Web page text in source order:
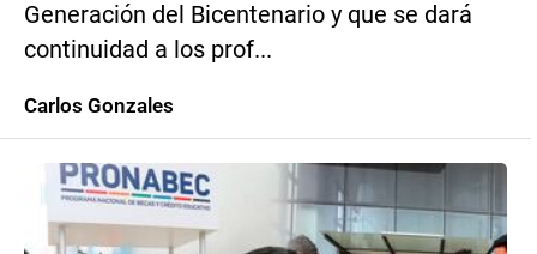
Generación del Bicentenario y que se dará
continuidad a los prof...
Carlos Gonzales